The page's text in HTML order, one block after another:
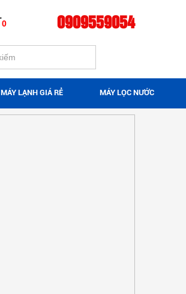
0 0909559054
MÁY LẠNH GIÁ RẺ MÁY LỌC NƯỚC